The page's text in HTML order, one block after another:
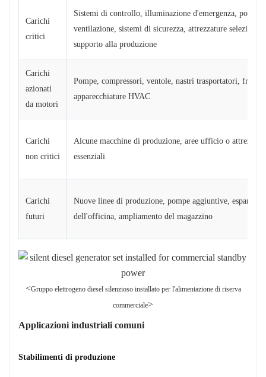
Carichi
critici
Sistemi di controllo, illuminazione d'emergenza, pompe,
ventilazione, sistemi di sicurezza, attrezzature
supporto alla produzione
Carichi
azionati
da motori
Pompe, compressori, ventole, nastri trasportatori,
apparecchiature HVAC
Carichi
non critici
Alcune macchine di produzione, aree ufficio o
essenziali
Carichi
futuri
Nuove linee di produzione, pompe aggiuntive,
dell'officina, ampliamento del magazzino
<Gruppo elettrogeno diesel silenzioso installato per l'alimentazione di riserva
commerciale>
Applicazioni industriali comuni
Stabilimenti di produzione